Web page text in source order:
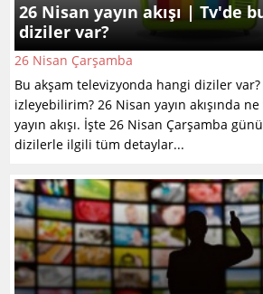
26 Nisan yayın akışı | Tv'de
diziler var?
26 Nisan Çarşamba
Bu akşam televizyonda hangi diziler
izleyebilirim? 26 Nisan yayın akışında
yayın akışı. İşte 26 Nisan Çarşamba günü
dizilerle ilgili tüm detaylar...